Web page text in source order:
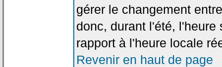
gérer le changement
donc, durant l'été, l'heure
rapport à l'heure locale
Revenir en haut de page